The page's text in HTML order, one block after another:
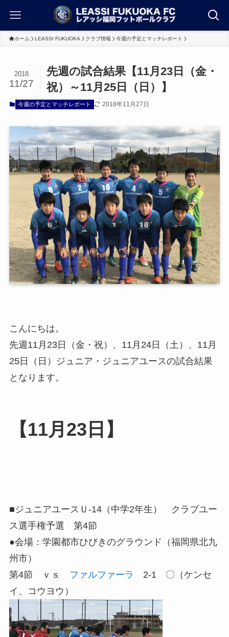
ホーム LEASSI FUKUOKA クラブ情報 今週の予定とマッチレポート
先週の試合結果【11月23日（金・
祝）～11月25日（日）】
2018
11/27
今週の予定とマッチレポート 2018年11月27日
こんにちは。
先週11月23日（金・祝）、11月24日（土）、11月
25日（日）ジュニア・ジュニアユースの試合結果
となります。
【11月23日】
■ジュニアユースＵ-14（中学2年生） クラブユー
ス選手権予選 第4節
●会場：学園都市ひびきのグラウンド（福岡県北九
州市）
第4節 ｖｓ
ファルファーラ
2-1 〇（ケンセ
イ、コウヨウ）